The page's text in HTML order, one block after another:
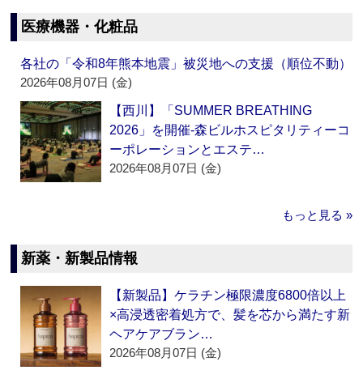
医療機器・化粧品
各社の「令和8年熊本地震」被災地への支援（順位不動）
2026年08月07日 (金)
【西川】「SUMMER BREATHING
2026」を開催‐森ビルホスピタリティーコ
ーポレーションとエステ…
2026年08月07日 (金)
もっと見る »
新薬・新製品情報
【新製品】ケラチン極限濃度6800倍以上
×高浸透密着処方で、髪を芯から満たす新
ヘアケアブラン…
2026年08月07日 (金)